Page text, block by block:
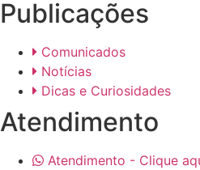
Publicações
Comunicados
Notícias
Dicas e Curiosidades
Atendimento
Atendimento - Clique